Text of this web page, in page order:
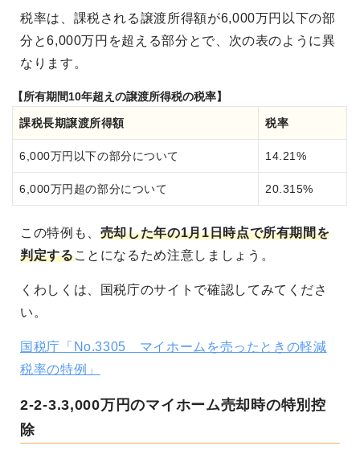
税率は、課税される譲渡所得額が6,000万円以下の部
分と6,000万円を超える部分とで、次の表のように異
なります。
【所有期間10年超えの譲渡所得税の税率】
課税長期譲渡所得額 税率
6,000万円以下の部分について 14.21%
6,000万円超の部分について 20.315%
この特例も、 売却した年の1月1日時点で所有期間を
判定することになるため注意しましょう。
くわしくは、国税庁のサイトで確認してみてくださ
い。
国税庁「No.3305 マイホームを売ったときの軽減
税率の特例」
2-2-3.3,000万円のマイホーム売却時の特別控
除